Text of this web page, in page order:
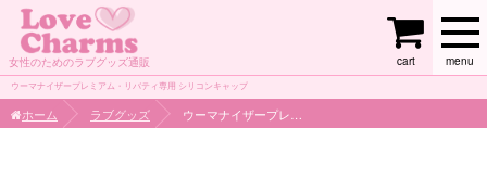
女性のためのラブグッズ通販 menu
cart
ウーマナイザープレミアム・リバティ専用 シリコンキャップ
ホーム ラブグッズ